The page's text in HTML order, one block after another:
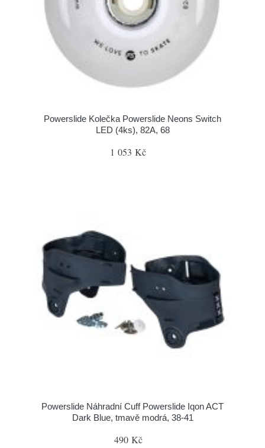
Powerslide Kolečka Powerslide Neons Switch
LED (4ks), 82A, 68
1 053 Kč
Powerslide Náhradní Cuff Powerslide Iqon ACT
Dark Blue, tmavě modrá, 38-41
490 Kč